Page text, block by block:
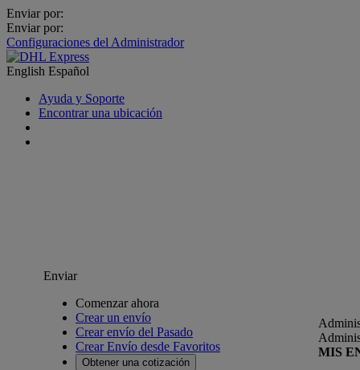
Enviar por:
Enviar por:
Configuraciones del Administrador
English Español
Ayuda y Soporte
Encontrar una ubicación
Enviar
Comenzar ahora
Crear un envío
Crear envío del Pasado
Crear Envío desde Favoritos
Obtener una cotización
MIS